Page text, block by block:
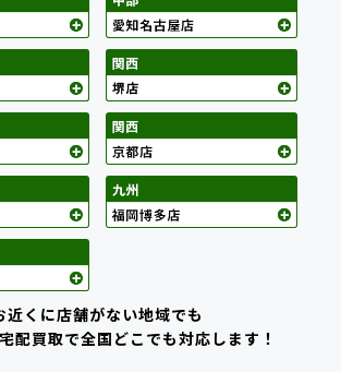
近くに店舗がない地域でも
配買取で全国どこでも対応します！